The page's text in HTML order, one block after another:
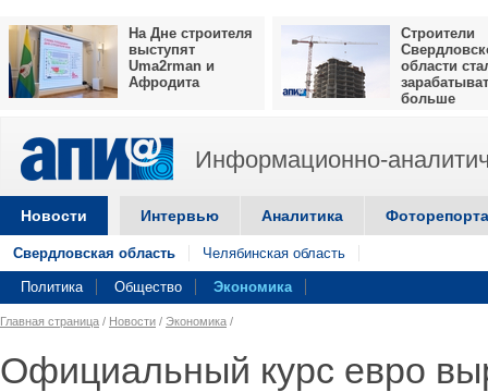
На Дне строителя
выступят
Uma2rman и
Афродита
Строители
области
больше
Информационно-
Новости Интервью Аналитика
Свердловская область Челябинская область
Политика Общество Экономика
Главная страница / Новости / Экономика /
Официальный курс евро